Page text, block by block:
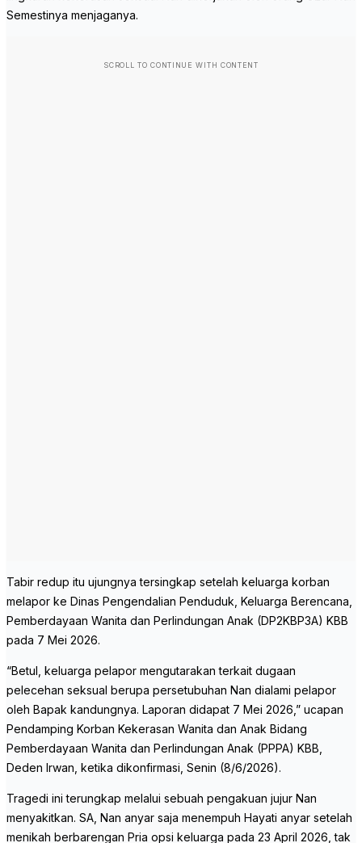
Semestinya menjaganya.
SCROLL TO CONTINUE WITH CONTENT
Tabir redup itu ujungnya tersingkap setelah keluarga korban
melapor ke Dinas Pengendalian Penduduk, Keluarga Berencana,
Pemberdayaan Wanita dan Perlindungan Anak (DP2KBP3A) KBB
pada 7 Mei 2026.
“Betul, keluarga pelapor mengutarakan terkait dugaan
pelecehan seksual berupa persetubuhan Nan dialami pelapor
oleh Bapak kandungnya. Laporan didapat 7 Mei 2026,” ucapan
Pendamping Korban Kekerasan Wanita dan Anak Bidang
Pemberdayaan Wanita dan Perlindungan Anak (PPPA) KBB,
Deden Irwan, ketika dikonfirmasi, Senin (8/6/2026).
Tragedi ini terungkap melalui sebuah pengakuan jujur Nan
menyakitkan. SA, Nan anyar saja menempuh Hayati anyar setelah
menikah berbarengan Pria opsi keluarga pada 23 April 2026, tak